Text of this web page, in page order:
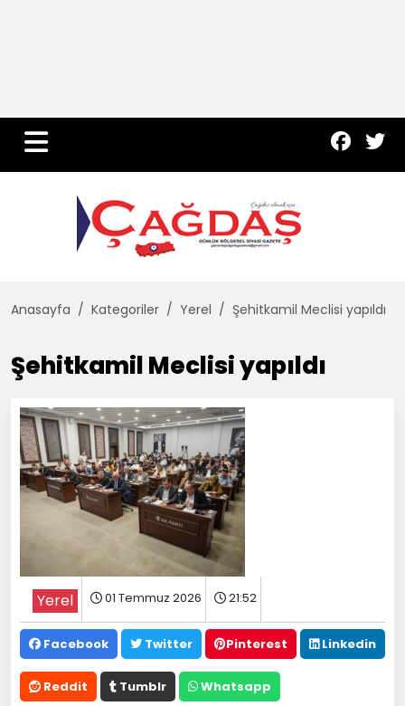
Teknoloji
Anasayfa Kategoriler Yerel Şehitkamil Meclisi yapıldı
Şehitkamil Meclisi yapıldı
Yerel 01 Temmuz 2026 21:52
Facebook Twitter Pinterest Linkedin
Reddit Tumblr Whatsapp